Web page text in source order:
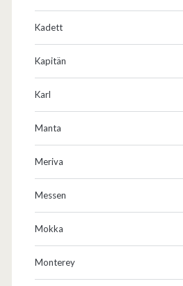
Kadett
Kapitän
Karl
Manta
Meriva
Messen
Mokka
Monterey